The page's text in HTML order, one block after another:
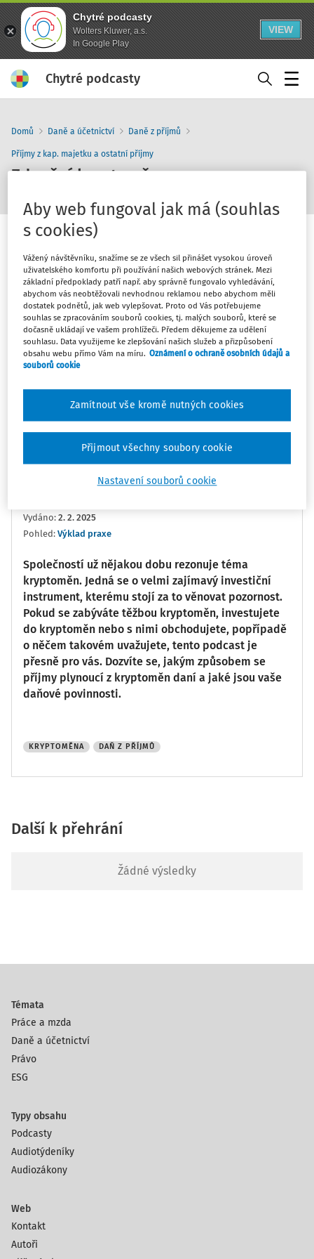
Chytré podcasty
Wolters Kluwer, a.s.
In Google Play
VIEW
Chytré podcasty
Domů Daně a účetnictví Daně z příjmů
Příjmy z kap. majetku a ostatní příjmy
Zdanění kryptoměn
0:00 14:06
10 30 1x
Sledovat
Přepis Související
Vydáno: 2. 2. 2025
Pohled: Výklad praxe
Společností už nějakou dobu rezonuje téma
kryptoměn. Jedná se o velmi zajímavý investiční
instrument, kterému stojí za to věnovat pozornost.
Pokud se zabýváte těžbou kryptoměn, investujete
do kryptoměn nebo s nimi obchodujete, popřípadě
o něčem takovém uvažujete, tento podcast je
přesně pro vás. Dozvíte se, jakým způsobem se
příjmy plynoucí z kryptoměn daní a jaké jsou vaše
daňové povinnosti.
KRYPTOMĚNA DAŇ Z PŘÍJMŮ
Další k přehrání
Žádné výsledky
Témata
Práce a mzda
Daně a účetnictví
Právo
ESG
Typy obsahu
Podcasty
Audiotýdeníky
Audiozákony
Web
Kontakt
Autoři
Aby web fungoval jak má (souhlas
s cookies)
Vážený návštěvníku, snažíme se ze všech sil přinášet vysokou úroveň
uživatelského komfortu při používání našich webových stránek. Mezi
základní předpoklady patří např. aby správně fungovalo vyhledávání,
abychom vás neobtěžovali nevhodnou reklamou nebo abychom měli
dostatek podnětů, jak web vylepšovat. Proto od Vás potřebujeme
souhlas se zpracováním souborů cookies, tj. malých souborů, které se
dočasně ukládají ve vašem prohlížeči. Předem děkujeme za udělení
souhlasu. Data využijeme ke zlepšování našich služeb a přizpůsobení
obsahu webu přímo Vám na míru. Oznámení o ochraně osobních údajů a
souborů cookie
Nastavení souborů cookie
Zamítnout vše kromě nutných cookies
Přijmout všechny soubory cookie